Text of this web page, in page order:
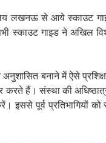
लखनऊ से आये स्काउट
गाइड ने अखिल विश्व
बनाने में ऐसे
हैं। संस्था की
इससे पूर्व प्रतिभागियों